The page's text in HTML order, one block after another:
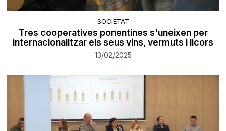
SOCIETAT
Tres cooperatives ponentines s'uneixen per
internacionalitzar els seus vins, vermuts i licors
13/02/2025